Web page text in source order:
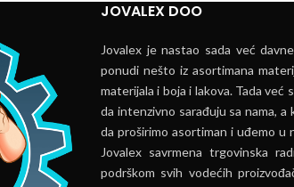
JOVALEX DOO
Jovalex je nastao sada već
ponudi nešto iz asortimana
materijala i boja i lakova. Tada
da intenzivno sarađuju sa nama,
da proširimo asortiman i uđemo u
Jovalex savrmena trgovinska
podrškom svih vodećih